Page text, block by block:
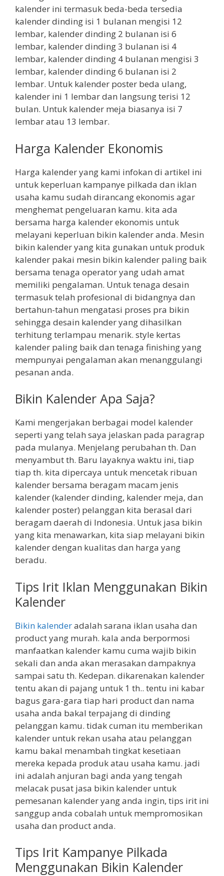
kalender ini termasuk beda-beda tersedia
kalender dinding isi 1 bulanan mengisi 12
lembar, kalender dinding 2 bulanan isi 6
lembar, kalender dinding 3 bulanan isi 4
lembar, kalender dinding 4 bulanan mengisi 3
lembar, kalender dinding 6 bulanan isi 2
lembar. Untuk kalender poster beda ulang,
kalender ini 1 lembar dan langsung terisi 12
bulan. Untuk kalender meja biasanya isi 7
lembar atau 13 lembar.
Harga Kalender Ekonomis
Harga kalender yang kami infokan di artikel ini
untuk keperluan kampanye pilkada dan iklan
usaha kamu sudah dirancang ekonomis agar
menghemat pengeluaran kamu. kita ada
bersama harga kalender ekonomis untuk
melayani keperluan bikin kalender anda. Mesin
bikin kalender yang kita gunakan untuk produk
kalender pakai mesin bikin kalender paling baik
bersama tenaga operator yang udah amat
memiliki pengalaman. Untuk tenaga desain
termasuk telah profesional di bidangnya dan
bertahun-tahun mengatasi proses pra bikin
sehingga desain kalender yang dihasilkan
terhitung terlampau menarik. style kertas
kalender paling baik dan tenaga finishing yang
mempunyai pengalaman akan menanggulangi
pesanan anda.
Bikin Kalender Apa Saja?
Kami mengerjakan berbagai model kalender
seperti yang telah saya jelaskan pada paragrap
pada mulanya. Menjelang perubahan th. Dan
menyambut th. Baru layaknya waktu ini, tiap
tiap th. kita dipercaya untuk mencetak ribuan
kalender bersama beragam macam jenis
kalender (kalender dinding, kalender meja, dan
kalender poster) pelanggan kita berasal dari
beragam daerah di Indonesia. Untuk jasa bikin
yang kita menawarkan, kita siap melayani bikin
kalender dengan kualitas dan harga yang
beradu.
Tips Irit Iklan Menggunakan Bikin
Kalender
Bikin kalenderadalah sarana iklan usaha dan
product yang murah. kala anda berpormosi
manfaatkan kalender kamu cuma wajib bikin
sekali dan anda akan merasakan dampaknya
sampai satu th. Kedepan. dikarenakan kalender
tentu akan di pajang untuk 1 th.. tentu ini kabar
bagus gara-gara tiap hari product dan nama
usaha anda bakal terpajang di dinding
pelanggan kamu. tidak cuman itu memberikan
kalender untuk rekan usaha atau pelanggan
kamu bakal menambah tingkat kesetiaan
mereka kepada produk atau usaha kamu. jadi
ini adalah anjuran bagi anda yang tengah
melacak pusat jasa bikin kalender untuk
pemesanan kalender yang anda ingin, tips irit ini
sanggup anda cobalah untuk mempromosikan
usaha dan product anda.
Tips Irit Kampanye Pilkada
Menggunakan Bikin Kalender